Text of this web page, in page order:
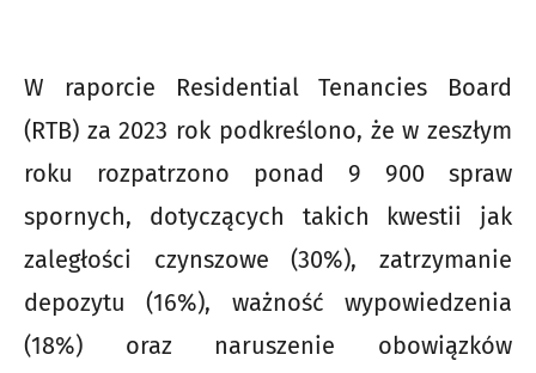
W raporcie Residential Tenancies Board
(RTB) za 2023 rok podkreślono, że w zeszłym
roku rozpatrzono ponad 9 900 spraw
spornych, dotyczących takich kwestii jak
zaległości czynszowe (30%), zatrzymanie
depozytu (16%), ważność wypowiedzenia
(18%) oraz naruszenie obowiązków